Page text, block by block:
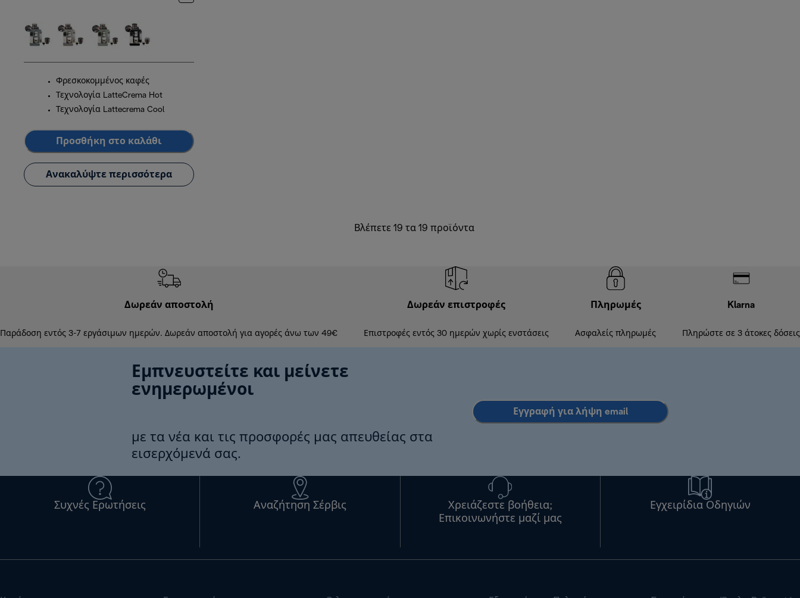
Φρεσκοκομμένος καφές
Τεχνολογία LatteCrema Hot
Τεχνολογία Lattecrema Cool
Προσθήκη στο καλάθι
Ανακαλύψτε περισσότερα
Βλέπετε 19 τα 19 προϊόντα
Δωρεάν αποστολή
Παράδοση εντός 3-7 εργάσιμων ημερών. Δωρεάν αποστολή για αγορές άνω των 49€
Δωρεάν επιστροφές
Επιστροφές εντός 30 ημερών χωρίς ενστάσεις
Πληρωμές
Ασφαλείς πληρωμές
Klarna
Πληρώστε σε 3 άτοκες δόσεις
Εμπνευστείτε και μείνετε
ενημερωμένοι
με τα νέα και τις προσφορές μας απευθείας στα
εισερχόμενά σας.
Εγγραφή για λήψη email
Συχνές Ερωτήσεις Αναζήτηση Σέρβις
Χρειάζεστε βοήθεια;
Επικοινωνήστε μαζί μας
Εγχειρίδια Οδηγιών